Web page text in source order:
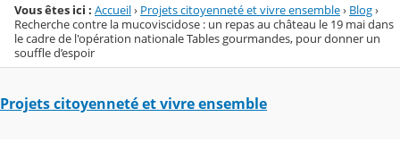
Vous êtes ici : Accueil› Projets citoyenneté et vivre ensemble› Blog›
Recherche contre la mucoviscidose : un repas au château le 19 mai dans
le cadre de l'opération nationale Tables gourmandes, pour donner un
souffle d’espoir
Projets citoyenneté et vivre ensemble